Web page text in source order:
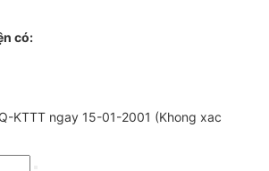
có:
KTTT ngay 15-01-2001 (Khong xac